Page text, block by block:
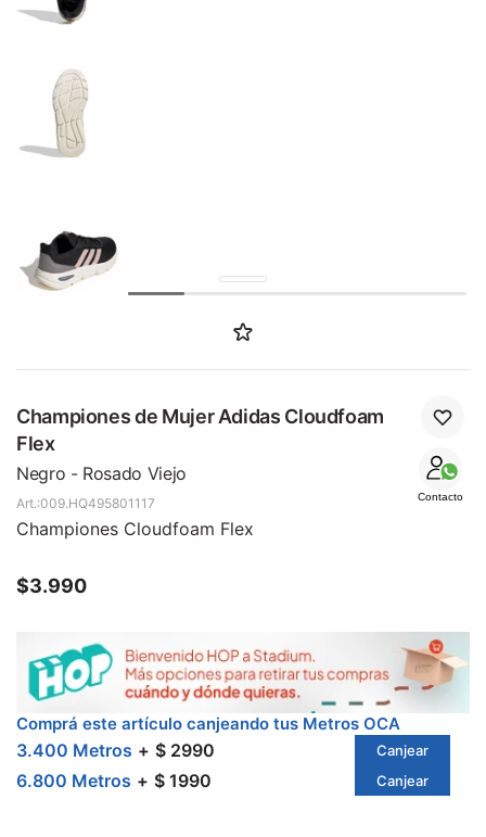
Championes de Mujer Adidas Cloudfoam
Flex
Negro - Rosado Viejo
Contacto
009.HQ495801117
Championes Cloudfoam Flex
$3.990
Comprá este artículo canjeando tus Metros OCA
3.400 Metros $ 2990 Canjear
6.800 Metros $ 1990 Canjear